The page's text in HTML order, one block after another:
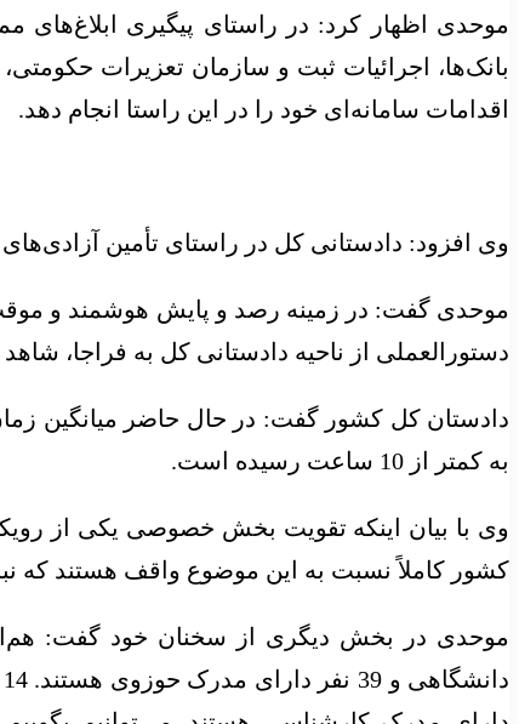
موحدی اظهار کرد: در راستای پیگیری ابلاغ‌های
بانک‌ها، اجرائیات ثبت و سازمان تعزیرات
اقدامات سامانه‌ای خود را در این راستا انجام دهد.
وی افزود: دادستانی کل در راستای تأمین
موحدی گفت: در زمینه رصد و پایش هوشمند و
دستورالعملی از ناحیه دادستانی کل به فراجا،
به کمتر از 10 ساعت رسیده است.
وی با بیان اینکه تقویت بخش خصوصی یکی از
کشور کاملاً نسبت به این موضوع واقف هستند که